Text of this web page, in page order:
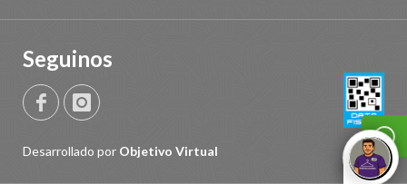
Seguinos
Desarrollado por Objetivo Virtual